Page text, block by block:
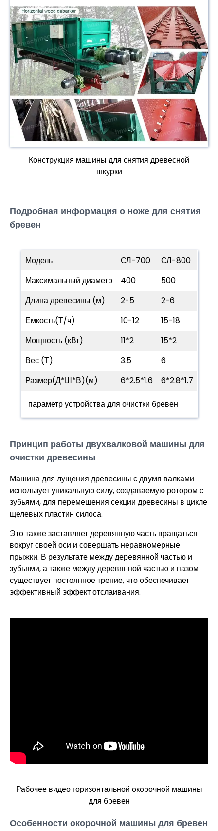
Конструкция машины для снятия древесной
шкурки
Подробная информация о ноже для снятия
бревен
Модель СЛ-700
СЛ-800
Максимальный диаметр
400
500
Длина древесины (м)
2-5
2-6
Емкость(Т/ч)
10-12
15-18
Мощность (кВт)
11*2
15*2
Вес (Т)
3.5
6
Размер(Д*Ш*В)(м)
6*2.5*1.6 6*2.8*1.7
параметр устройства для очистки бревен
Принцип работы двухвалковой машины для
очистки древесины
Машина для лущения древесины с двумя валками
использует уникальную силу, создаваемую ротором с
зубьями, для перемещения секции древесины в цикле
щелевых пластин силоса.
Это также заставляет деревянную часть вращаться
вокруг своей оси и совершать неравномерные
прыжки. В результате между деревянной частью и
зубьями, а также между деревянной частью и пазом
существует постоянное трение, что обеспечивает
эффективный эффект отслаивания.
Рабочее видео горизонтальной окорочной машины
для бревен
Особенности окорочной машины для бревен